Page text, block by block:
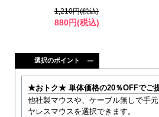
1,210円(税込)
880円(税込)
選択のポイント
★おトク★ 単体価格の20％OFFでご
他社製マウスや、ケーブル無しで手
ヤレスマウスを選択できます。